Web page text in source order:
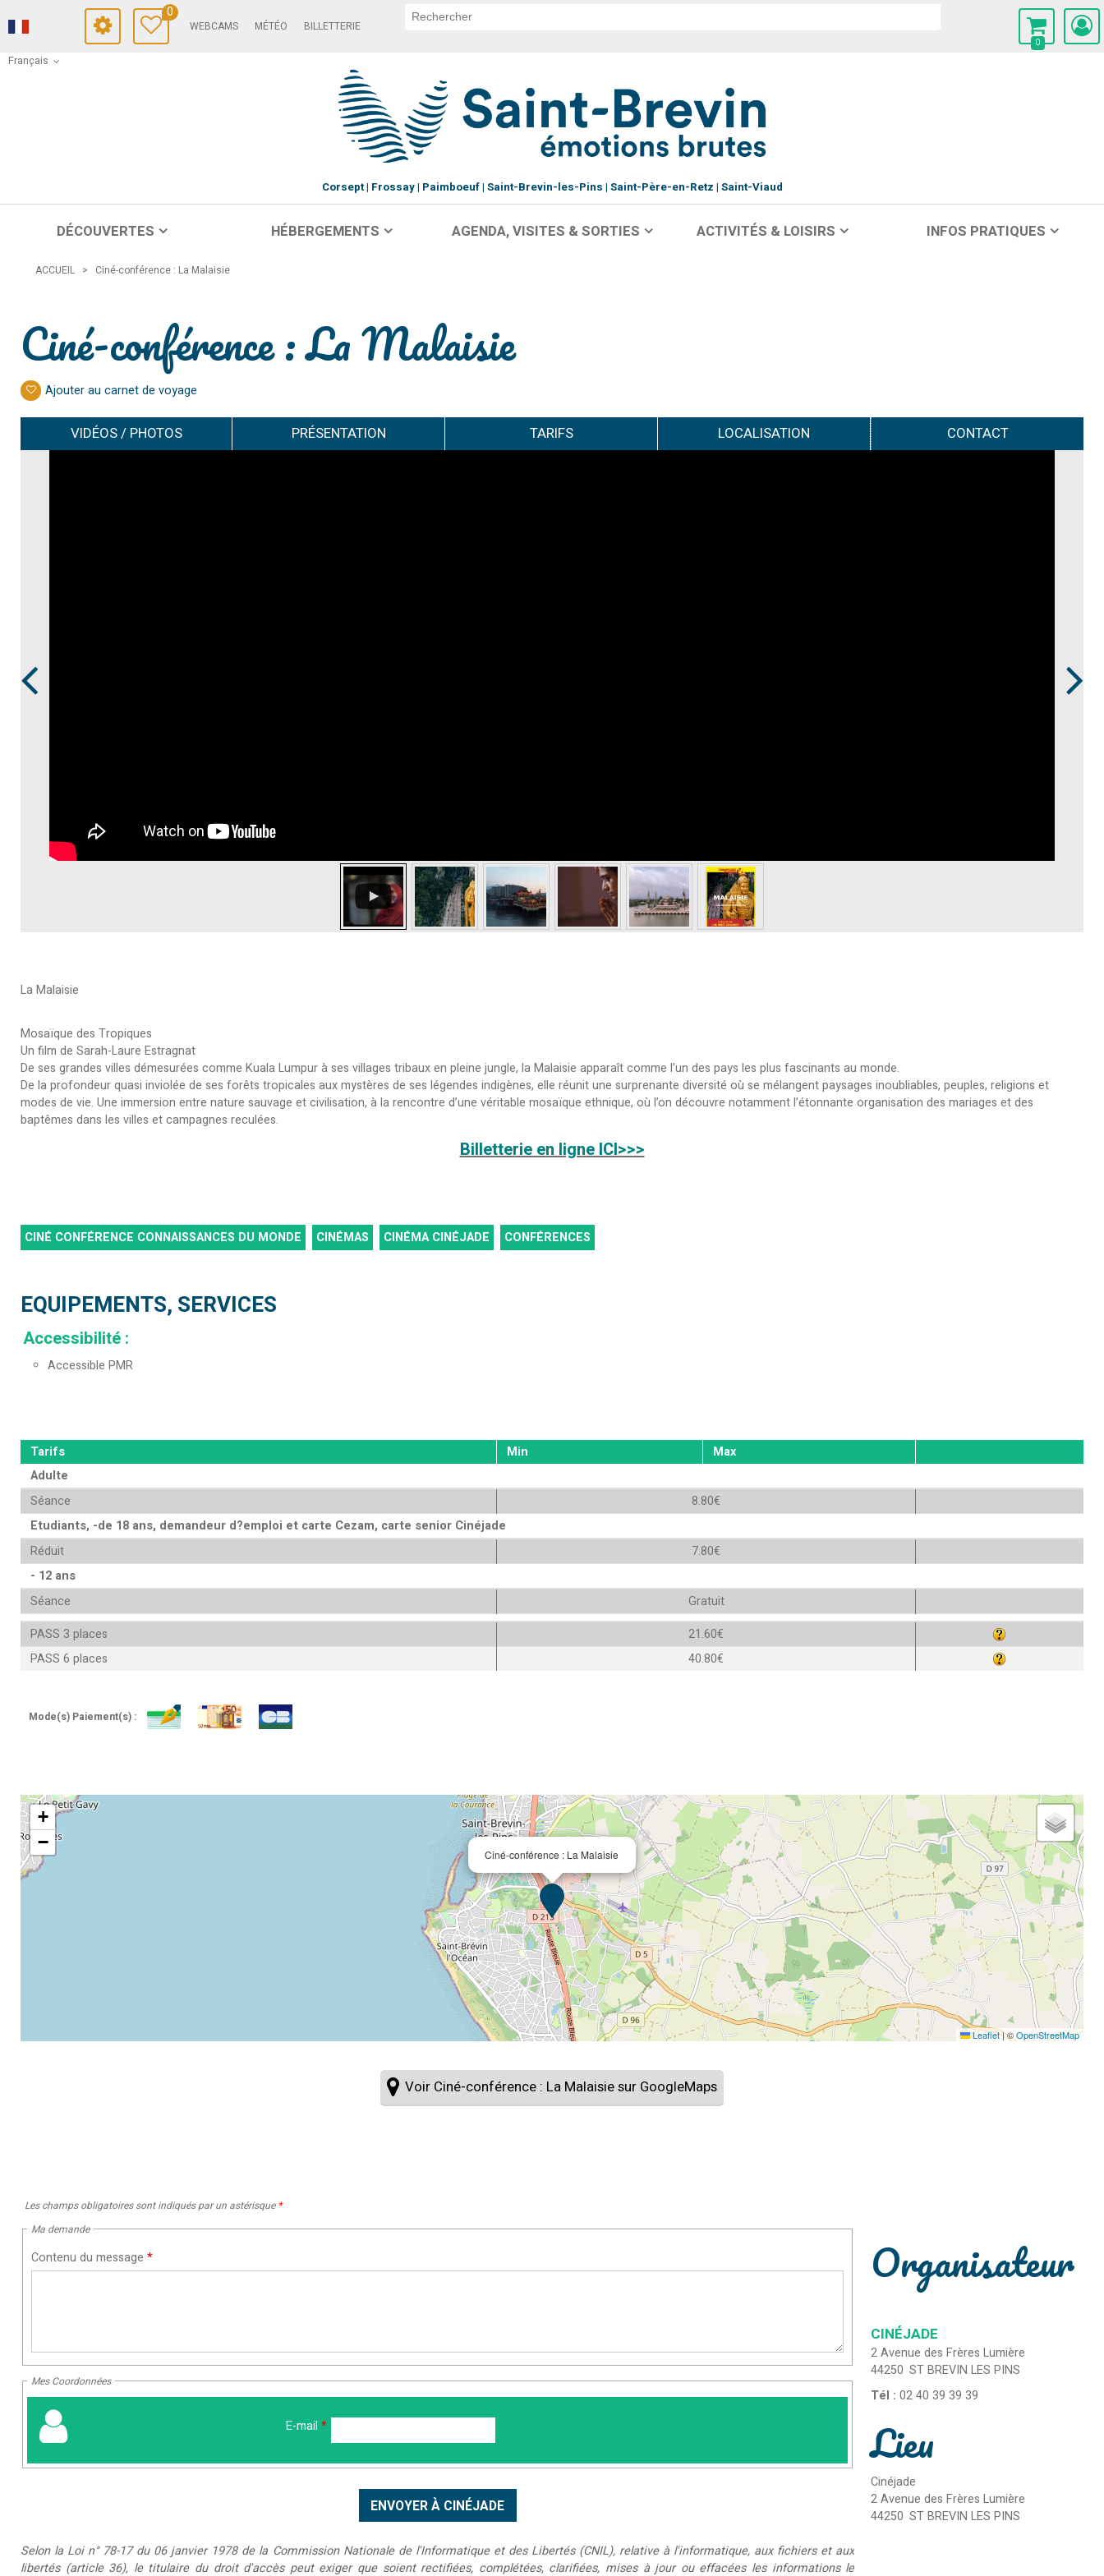
Français
0
WEBCAMS MÉTÉO BILLETTERIE
0
Corsept Frossay Paimboeuf Saint-Brevin-les-Pins Saint-Père-en-Retz Saint-Viaud
DÉCOUVERTES HÉBERGEMENTS AGENDA, VISITES & SORTIES ACTIVITÉS & LOISIRS INFOS PRATIQUES
ACCUEIL > Ciné-conférence : La Malaisie
Ciné-conférence : La Malaisie
Ajouter au carnet de voyage
VIDÉOS / PHOTOS PRÉSENTATION TARIFS LOCALISATION CONTACT
La Malaisie
Mosaïque des Tropiques
Un film de Sarah-Laure Estragnat
De ses grandes villes démesurées comme Kuala Lumpur à ses villages tribaux en pleine jungle, la Malaisie apparaît comme l’un des pays les plus fascinants au monde.
De la profondeur quasi inviolée de ses forêts tropicales aux mystères de ses légendes indigènes, elle réunit une surprenante diversité où se mélangent paysages inoubliables, peuples, religions et
modes de vie. Une immersion entre nature sauvage et civilisation, à la rencontre d’une véritable mosaïque ethnique, où l’on découvre notamment l’étonnante organisation des mariages et des
baptêmes dans les villes et campagnes reculées.
Billetterie en ligne ICI>>>
CINÉ CONFÉRENCE CONNAISSANCES DU MONDE CINÉMAS CINÉMA CINÉJADE CONFÉRENCES
EQUIPEMENTS, SERVICES
Accessibilité :
Accessible PMR
Tarifs Min
Max
Adulte
Séance
8.80€
Etudiants, -de 18 ans, demandeur d?emploi et carte Cezam, carte senior Cinéjade
Réduit
7.80€
- 12 ans
Séance
Gratuit
PASS 3 places
21.60€
PASS 6 places
40.80€
Mode(s) Paiement(s) :
Ciné-conférence : La Malaisie
+
−
Leaflet|©OpenStreetMap
Voir Ciné-conférence : La Malaisie sur GoogleMaps
Les champs obligatoires sont indiqués par un astérisque *
Ma demande
Contenu du message *
Mes Coordonnées
E-mail *
Selon la Loi n° 78-17 du 06 janvier 1978 de la Commission Nationale de l'Informatique et des Libertés (CNIL), relative à l'informatique, aux fichiers et aux
libertés (article 36), le titulaire du droit d'accès peut exiger que soient rectifiées, complétées, clarifiées, mises à jour ou effacées les informations le
Organisateur
CINÉJADE
2 Avenue des Frères Lumière
44250 ST BREVIN LES PINS
Tél :02 40 39 39 39
Lieu
Cinéjade
2 Avenue des Frères Lumière
44250 ST BREVIN LES PINS